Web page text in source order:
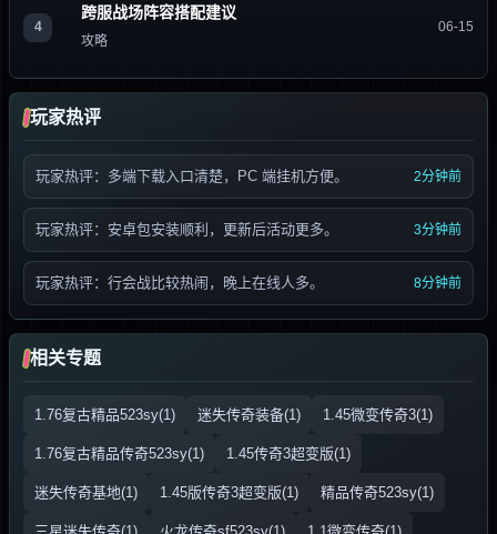
4
跨服战场阵容搭配建议
攻略
06-15
玩家热评
玩家热评：多端下载入口清楚，PC 端挂机方便。 2分钟前
玩家热评：安卓包安装顺利，更新后活动更多。 3分钟前
玩家热评：行会战比较热闹，晚上在线人多。 8分钟前
相关专题
1.76复古精品523sy(1) 迷失传奇装备(1) 1.45微变传奇3(1)
1.76复古精品传奇523sy(1) 1.45传奇3超变版(1)
迷失传奇基地(1) 1.45版传奇3超变版(1) 精品传奇523sy(1)